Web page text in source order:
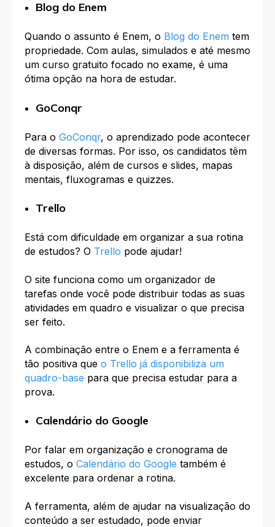
Blog do Enem
Quando o assunto é Enem, o Blog do Enem tem
propriedade. Com aulas, simulados e até mesmo
um curso gratuito focado no exame, é uma
ótima opção na hora de estudar.
GoConqr
Para o GoConqr, o aprendizado pode acontecer
de diversas formas. Por isso, os candidatos têm
à disposição, além de cursos e slides, mapas
mentais, fluxogramas e quizzes.
Trello
Está com dificuldade em organizar a sua rotina
de estudos? O Trello pode ajudar!
O site funciona como um organizador de
tarefas onde você pode distribuir todas as suas
atividades em quadro e visualizar o que precisa
ser feito.
A combinação entre o Enem e a ferramenta é
tão positiva que o Trello já disponibiliza um
quadro-base para que precisa estudar para a
prova.
Calendário do Google
Por falar em organização e cronograma de
estudos, o Calendário do Google também é
excelente para ordenar a rotina.
A ferramenta, além de ajudar na visualização do
conteúdo a ser estudado, pode enviar